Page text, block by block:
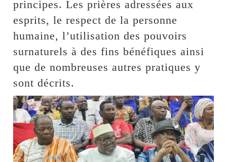
principes. Les prières adressées aux
esprits, le respect de la personne
humaine, l’utilisation des pouvoirs
surnaturels à des fins bénéfiques ainsi
que de nombreuses autres pratiques y
sont décrits.